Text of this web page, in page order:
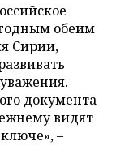
обеим
Сирии,
документа
видят
–